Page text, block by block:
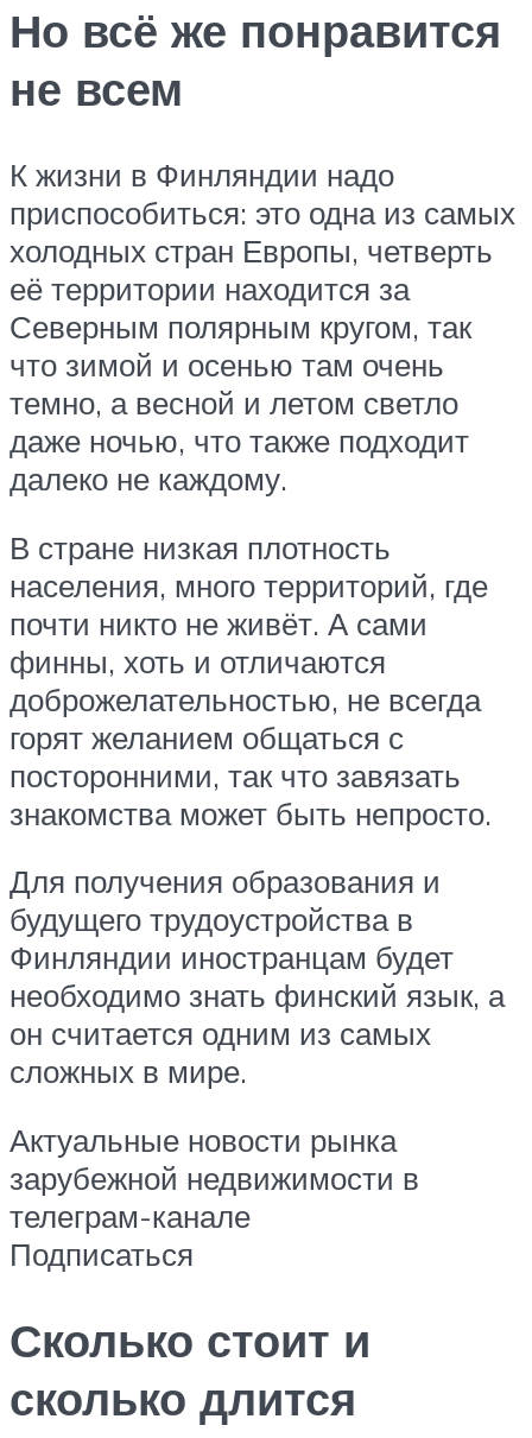
Но всё же понравится
не всем
К жизни в Финляндии надо
приспособиться: это одна из самых
холодных стран Европы, четверть
её территории находится за
Северным полярным кругом, так
что зимой и осенью там очень
темно, а весной и летом светло
даже ночью, что также подходит
далеко не каждому.
В стране низкая плотность
населения, много территорий, где
почти никто не живёт. А сами
финны, хоть и отличаются
доброжелательностью, не всегда
горят желанием общаться с
посторонними, так что завязать
знакомства может быть непросто.
Для получения образования и
будущего трудоустройства в
Финляндии иностранцам будет
необходимо знать финский язык, а
он считается одним из самых
сложных в мире.
Актуальные новости рынка
зарубежной недвижимости в
телеграм-канале
Подписаться
Сколько стоит и
сколько длится